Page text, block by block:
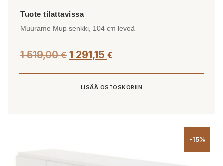
Muurame Mup senkki, 104 cm leveä
1 519,00€ 1 291,15 €
LISÄÄ OSTOSKORIIN
-15%